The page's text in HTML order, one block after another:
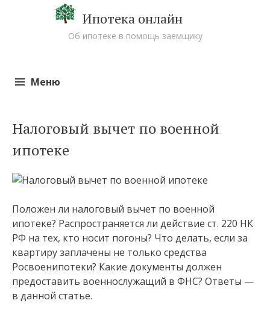
Ипотека онлайн
Об ипотеке в помощь заемщику
Меню
Налоговый вычет по военной
ипотеке
Положен ли налоговый вычет по военной
ипотеке? Распространяется ли действие ст. 220 НК
РФ на тех, кто носит погоны? Что делать, если за
квартиру заплачены не только средства
Росвоенипотеки? Какие документы должен
предоставить военнослужащий в ФНС? Ответы —
в данной статье.